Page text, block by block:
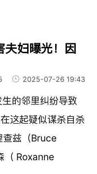
2025-07-26 19:43
的邻里纠纷导致
这起疑似谋杀自杀
查兹（Bruce
（ Roxanne